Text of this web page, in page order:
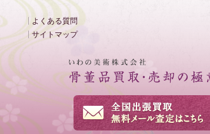
よくある質問
サイトマップ